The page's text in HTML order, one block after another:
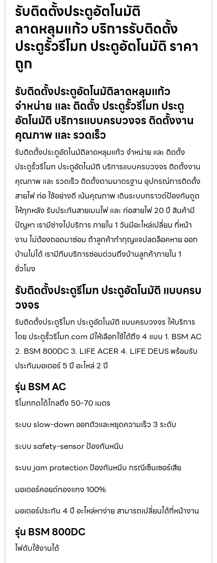
รับติดตั้งประตูอัตโนมัติ
ลาดหลุมแก้ว บริการรับติดตั้ง
ประตูรั้วรีโมท ประตูอัตโนมัติ ราคา
ถูก
รับติดตั้งประตูอัตโนมัติลาดหลุมแก้ว
จำหน่าย และ ติดตั้ง ประตูรั้วรีโมท ประตู
อัตโนมัติ บริการแบบครบวงจร ติดตั้งงาน
คุณภาพ และ รวดเร็ว
รับติดตั้งประตูอัตโนมัติลาดหลุมแก้ว จำหน่าย และ ติดตั้ง
ประตูรั้วรีโมท ประตูอัตโนมัติ บริการแบบครบวงจร ติดตั้งงาน
คุณภาพ และ รวดเร็ว ติดตั้งตามมาตรฐาน อุปกรณ์การติดตั้ง
สายไฟ ท่อ ใช้อย่างดี เน้นคุณภาพ เดินระบบกราวด์ป้องกันดูด
ให้ทุกหลัง รับประกันสายเมนไฟ และ ท่อสายไฟ 20 ปี สินค้ามี
ปัญหา เรามีช่างไปบริการ ภายใน 1 วันมีอะไหล่เปลี่ยน ที่หน้า
งาน ไม่ต้องถอดมาซ่อม ถ้าลูกค้าทำกุญแจปลดล็อคหาย ออก
บ้านไม่ได้ เรามีทีมบริการซ่อมด่วนถึงบ้านลูกค้าภายใน 1
ชั่วโมง
รับติดตั้งประตูรีโมท ประตูอัตโนมัติ แบบครบ
วงจร
รับติดตั้งประตูรีโมท ประตูอัตโนมัติ แบบครบวงจร ให้บริการ
โดย ประตูรั้วรีโมท.com มีให้เลือกใช้ได้ถึง 4 แบบ 1. BSM AC
2. BSM 800DC 3. LIFE ACER 4. LIFE DEUS พร้อมรับ
ประกันมอเตอร์ 5 ปี อะไหล่ 2 ปี
รุ่น BSM AC
รีโมทกดได้ไกลถึง 50-70 เมตร
ระบบ slow-down ออกตัวและหยุดความเร็ว 3 ระดับ
ระบบ safety-sensor ป้องกันหนีบ
ระบบ jam protection ป้องกันหนีบ กรณีเซ็นเซอร์เสีย
มอเตอร์คอยด์ทองแทง 100%
มอเตอร์ประกัน 4 ปี อะไหล่หาง่าย สามารถเปลี่ยนได้ที่หน้างาน
รุ่น BSM 800DC
ไฟดับใช้งานได้